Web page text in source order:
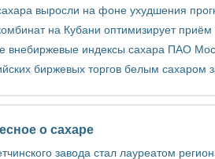
выросли на фоне ухудшения
на Кубани оптимизирует приём
внебиржевые индексы сахара ПАО
биржевых торгов белым сахаром
о сахаре
завода стал лауреатом